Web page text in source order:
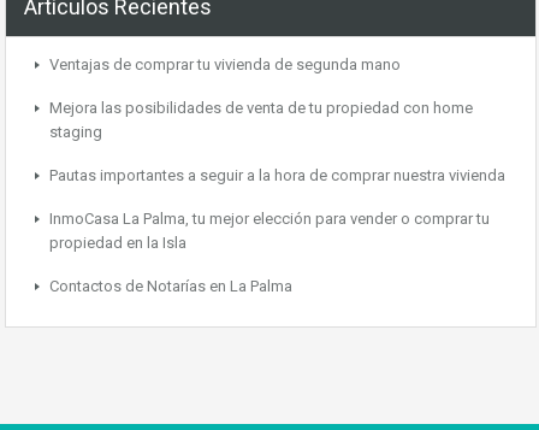
Artículos Recientes
Ventajas de comprar tu vivienda de segunda mano
Mejora las posibilidades de venta de tu propiedad con home
staging
Pautas importantes a seguir a la hora de comprar nuestra vivienda
InmoCasa La Palma, tu mejor elección para vender o comprar tu
propiedad en la Isla
Contactos de Notarías en La Palma